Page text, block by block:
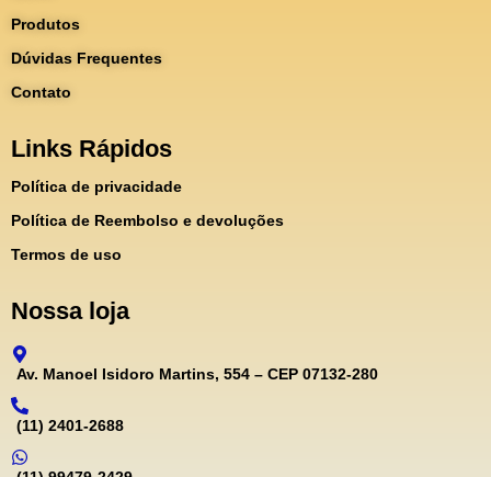
Produtos
Dúvidas Frequentes
Contato
Links Rápidos
Política de privacidade
Política de Reembolso e devoluções
Termos de uso
Nossa loja
Av. Manoel Isidoro Martins, 554 – CEP 07132-280
(11) 2401-2688